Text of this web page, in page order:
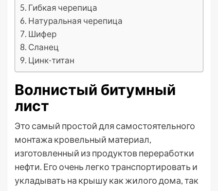
Гибкая черепица
Натуральная черепица
Шифер
Сланец
Цинк-титан
Волнистый битумный
лист
Это самый простой для самостоятельного
монтажа кровельный материал,
изготовленный из продуктов переработки
нефти. Его очень легко транспортировать и
укладывать на крышу как жилого дома, так